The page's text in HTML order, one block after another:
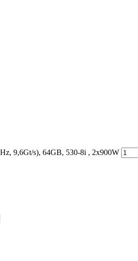
9,6Gt/s), 64GB, 530-8i , 2x900W